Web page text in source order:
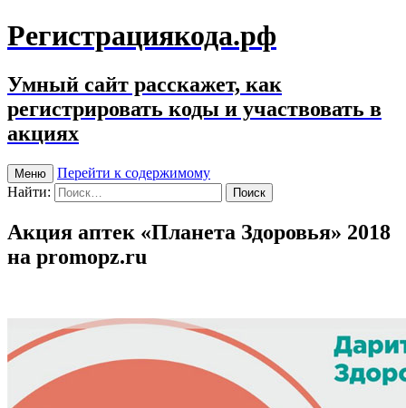
Регистрациякода.рф
Умный сайт расскажет, как
регистрировать коды и участвовать в
акциях
Меню
Перейти к содержимому
Найти:
Акция аптек «Планета Здоровья» 2018
на promopz.ru